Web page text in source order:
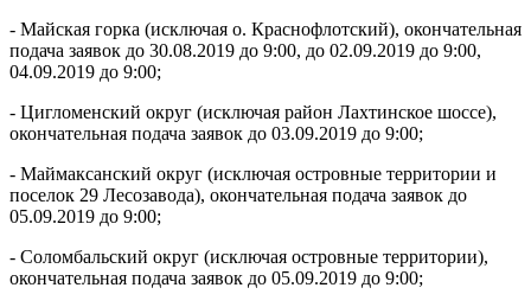
- Майская горка (исключая о. Краснофлотский), окончательная
подача заявок до 30.08.2019 до 9:00, до 02.09.2019 до 9:00,
04.09.2019 до 9:00;
- Цигломенский округ (исключая район Лахтинское шоссе),
окончательная подача заявок до 03.09.2019 до 9:00;
- Маймаксанский округ (исключая островные территории и
поселок 29 Лесозавода), окончательная подача заявок до
05.09.2019 до 9:00;
- Соломбальский округ (исключая островные территории),
окончательная подача заявок до 05.09.2019 до 9:00;